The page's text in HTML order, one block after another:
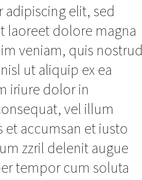
elit, sed
dolore magna
veniam, quis nostrud
ut aliquip ex ea
iriure dolor in
vel illum
et accumsan et iusto
zzril delenit augue
tempor cum soluta